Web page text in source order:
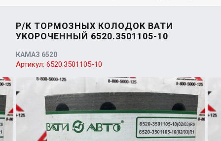
Р/К ТОРМОЗНЫХ КОЛОДОК ВАТИ
УКОРОЧЕННЫЙ 6520.3501105-10
КАМАЗ 6520
Артикул: 6520.3501105-10